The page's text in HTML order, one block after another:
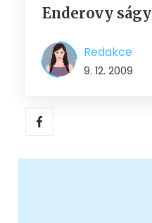
Enderovy ságy
Redakce
9. 12. 2009